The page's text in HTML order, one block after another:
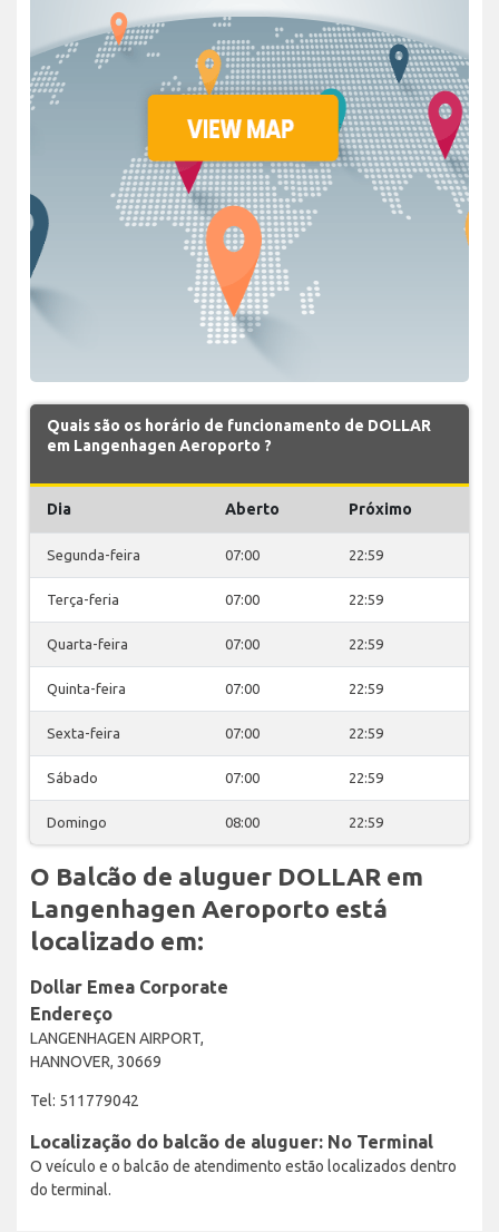
Quais são os horário de funcionamento de DOLLAR
em Langenhagen Aeroporto ?
Dia Aberto Próximo
Segunda-feira 07:00 22:59
Terça-feria 07:00 22:59
Quarta-feira 07:00 22:59
Quinta-feira 07:00 22:59
Sexta-feira 07:00 22:59
Sábado 07:00 22:59
Domingo 08:00 22:59
O Balcão de aluguer DOLLAR em
Langenhagen Aeroporto está
localizado em:
Dollar Emea Corporate
Endereço
LANGENHAGEN AIRPORT,
HANNOVER, 30669
Tel: 511779042
Localização do balcão de aluguer: No Terminal
O veículo e o balcão de atendimento estão localizados dentro
do terminal.